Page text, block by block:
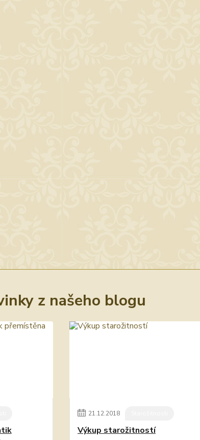
z našeho blogu
21.12.2018
Výkup starožitností